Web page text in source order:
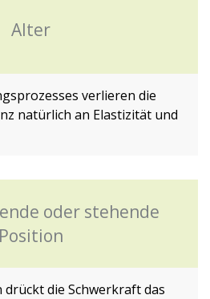
Alter
verlieren die
natürlich an Elastizität und
oder stehende
Position
drückt die Schwerkraft das